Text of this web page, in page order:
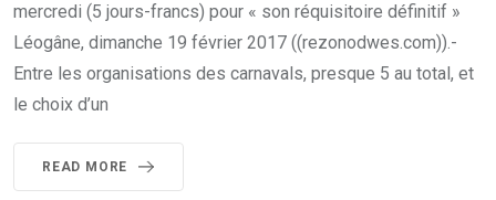
mercredi (5 jours-francs) pour « son réquisitoire définitif »
Léogâne, dimanche 19 février 2017 ((rezonodwes.com)).-
Entre les organisations des carnavals, presque 5 au total, et
le choix d’un
READ MORE